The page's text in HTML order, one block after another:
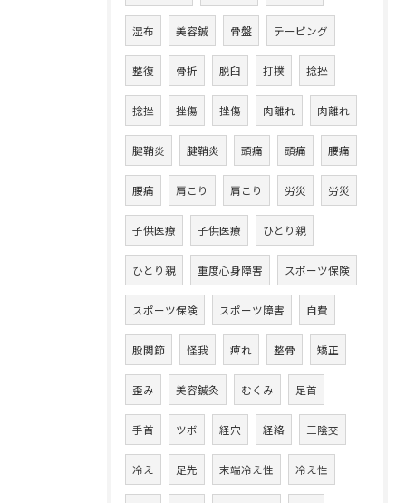
湿布 美容鍼 骨盤 テーピング
整復 骨折 脱臼 打撲 捻挫
捻挫 挫傷 挫傷 肉離れ 肉離れ
腱鞘炎 腱鞘炎 頭痛 頭痛 腰痛
腰痛 肩こり 肩こり 労災 労災
子供医療 子供医療 ひとり親
ひとり親 重度心身障害 スポーツ保険
スポーツ保険 スポーツ障害 自費
股関節 怪我 痺れ 整骨 矯正
歪み 美容鍼灸 むくみ 足首
手首 ツボ 経穴 経絡 三陰交
冷え 足先 末端冷え性 冷え性